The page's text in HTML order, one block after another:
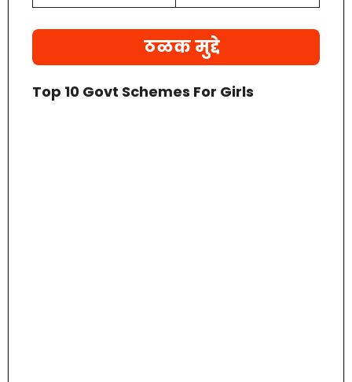
ठळक मुद्दे
Top 10 Govt Schemes For Girls